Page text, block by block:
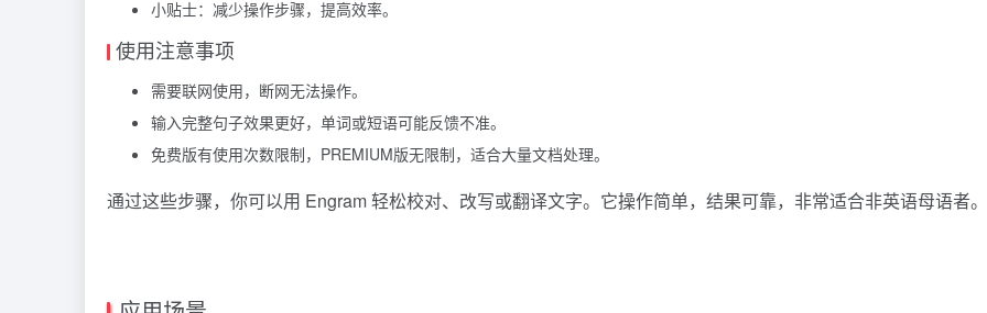
小贴士：减少操作步骤，提高效率。
使用注意事项
需要联网使用，断网无法操作。
输入完整句子效果更好，单词或短语可能反馈不准。
免费版有使用次数限制，PREMIUM版无限制，适合大量文档处理。
通过这些步骤，你可以用 Engram 轻松校对、改写或翻译文字。它操作简单，结果可靠，非常适合非英语母语者。